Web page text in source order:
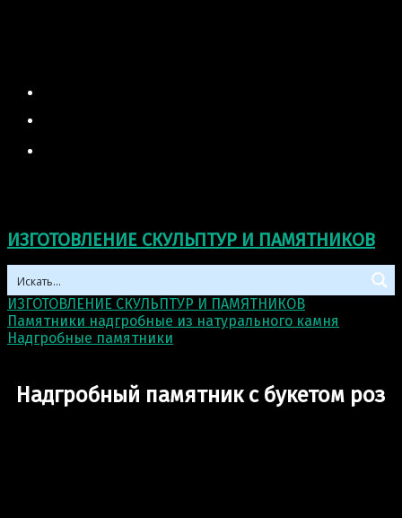
ИЗГОТОВЛЕНИЕ СКУЛЬПТУР И ПАМЯТНИКОВ
ИЗГОТОВЛЕНИЕ СКУЛЬПТУР И ПАМЯТНИКОВ
Памятники надгробные из натурального камня
Надгробные памятники
Надгробный памятник с букетом роз